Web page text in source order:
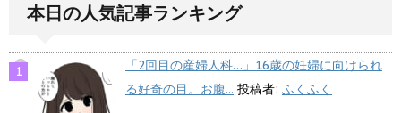
本日の人気記事ランキング
「2回目の産婦人科…」16歳の妊婦に向けられ
る好奇の目。お腹... 投稿者: ふくふく